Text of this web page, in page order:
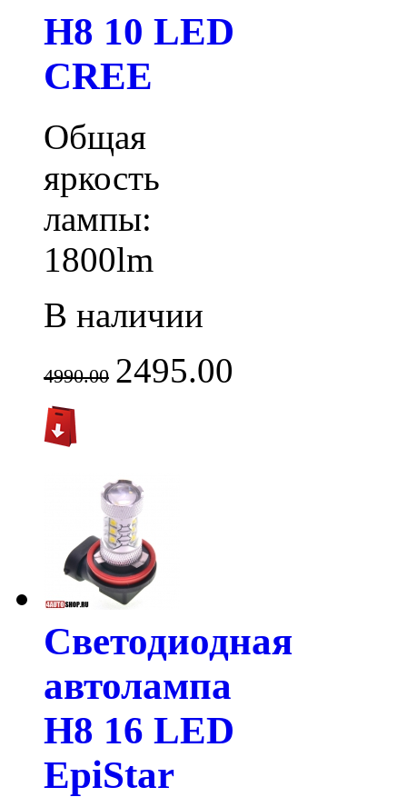
H8 10 LED
CREE
Общая
яркость
лампы:
1800lm
В наличии
4990.00 2495.00
Светодиодная
автолампа
H8 16 LED
EpiStar